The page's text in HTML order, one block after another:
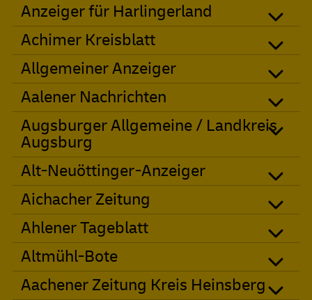
Anzeiger für Harlingerland
Achimer Kreisblatt
Allgemeiner Anzeiger
Aalener Nachrichten
Augsburger Allgemeine / Landkreis
Augsburg
Alt-Neuöttinger-Anzeiger
Aichacher Zeitung
Ahlener Tageblatt
Altmühl-Bote
Aachener Zeitung Kreis Heinsberg